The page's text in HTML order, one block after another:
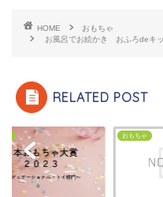
HOME
おもちゃ
お風呂でお絵かき おふろdeキ
RELATED POST
おもちゃ